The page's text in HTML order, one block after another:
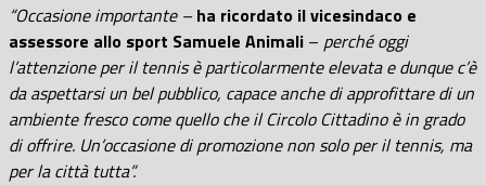
“Occasione importante – ha ricordato il vicesindaco e
assessore allo sport Samuele Animali – perché oggi
l’attenzione per il tennis è particolarmente elevata e dunque c’è
da aspettarsi un bel pubblico, capace anche di approfittare di un
ambiente fresco come quello che il Circolo Cittadino è in grado
di offrire. Un’occasione di promozione non solo per il tennis, ma
per la città tutta”.